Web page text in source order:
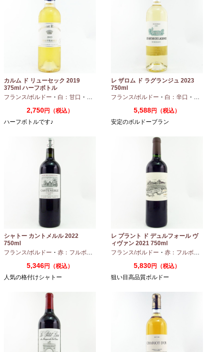
カルム ド リューセック 2019
375ml ハーフボトル
フランス/ボルドー ・ 白：甘口 ・ セミヨン ・ソーヴィニオンブラン
2,750円（税込）
ハーフボトルです♪
レ ザロム ド ラグランジュ 2023
750ml
フランス/ボルドー ・ 白：辛口 ・ セミヨン
5,588円（税込）
安定のボルドーブラン
シャトー カントメルル 2022
750ml
フランス/ボルドー ・ 赤：フルボディ カベルネ・カベルネフラン ・プティヴェル
5,346円（税込）
人気の格付けシャトー
レ プラント ド デュルフォール ヴ
ィヴァン 2021 750ml
フランス/ボルドー ・ 赤：フルボディ
5,830円（税込）
狙い目高品質ボルドー